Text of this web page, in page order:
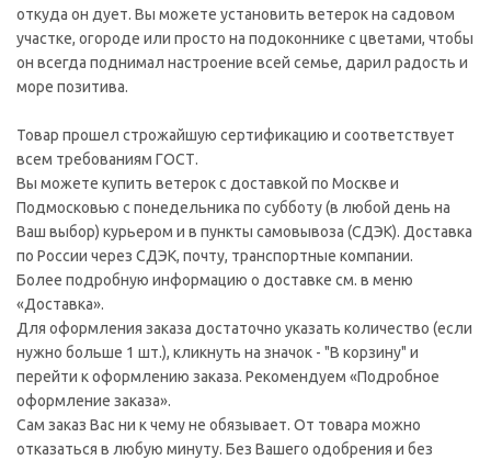
откуда он дует. Вы можете установить ветерок на садовом
участке, огороде или просто на подоконнике с цветами, чтобы
он всегда поднимал настроение всей семье, дарил радость и
море позитива.
Товар прошел строжайшую сертификацию и соответствует
всем требованиям ГОСТ.
Вы можете купить ветерок с доставкой по Москве и
Подмосковью с понедельника по субботу (в любой день на
Ваш выбор) курьером и в пункты самовывоза (СДЭК). Доставка
по России через СДЭК, почту, транспортные компании.
Более подробную информацию о доставке см. в меню
«Доставка».
Для оформления заказа достаточно указать количество (если
нужно больше 1 шт.), кликнуть на значок - "В корзину" и
перейти к оформлению заказа. Рекомендуем «Подробное
оформление заказа».
Сам заказ Вас ни к чему не обязывает. От товара можно
отказаться в любую минуту. Без Вашего одобрения и без